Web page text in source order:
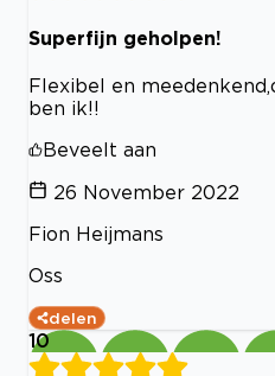
Superfijn geholpen!
Flexibel en
ben ik!!
Beveelt aan
26 November 2022
Fion Heijmans
Oss
delen
10